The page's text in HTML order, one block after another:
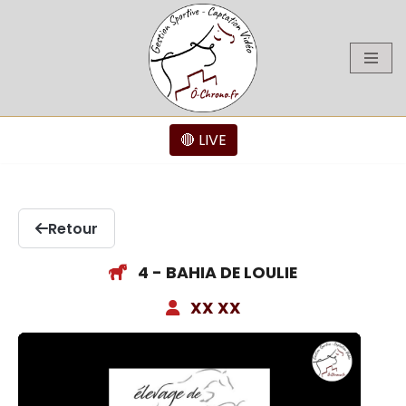
🔴 LIVE
Retour
4 - BAHIA DE LOULIE
XX XX